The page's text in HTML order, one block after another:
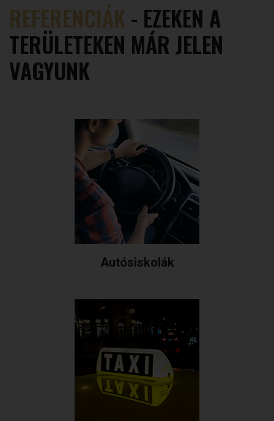
REFERENCIÁK - EZEKEN A
TERÜLETEKEN MÁR JELEN
VAGYUNK
Autósiskolák